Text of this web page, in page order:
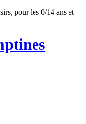
pour les 0/14 ans et